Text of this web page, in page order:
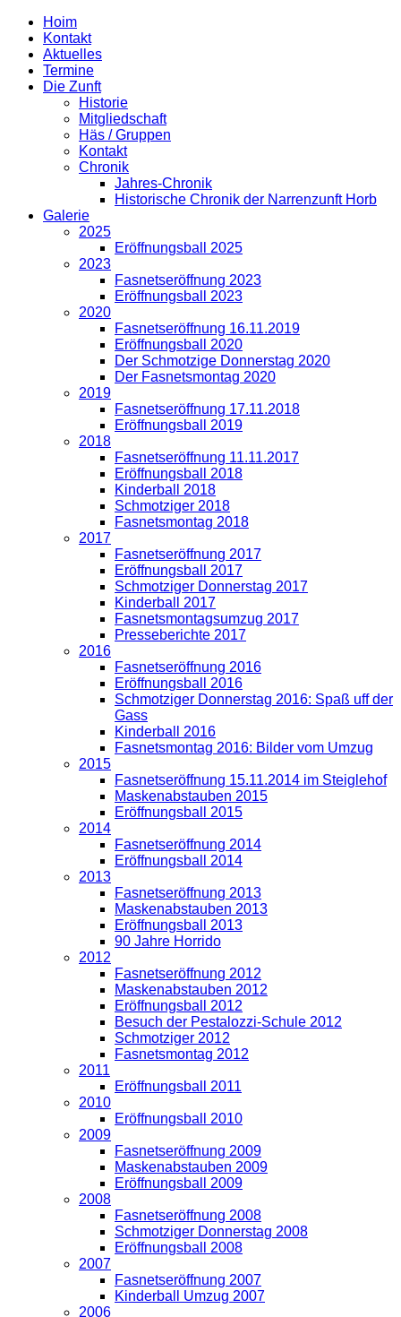
Hoim
Kontakt
Aktuelles
Termine
Die Zunft
Historie
Mitgliedschaft
Häs / Gruppen
Kontakt
Chronik
Jahres-Chronik
Historische Chronik der Narrenzunft Horb
Galerie
2025
Eröffnungsball 2025
2023
Fasnetseröffnung 2023
Eröffnungsball 2023
2020
Fasnetseröffnung 16.11.2019
Eröffnungsball 2020
Der Schmotzige Donnerstag 2020
Der Fasnetsmontag 2020
2019
Fasnetseröffnung 17.11.2018
Eröffnungsball 2019
2018
Fasnetseröffnung 11.11.2017
Eröffnungsball 2018
Kinderball 2018
Schmotziger 2018
Fasnetsmontag 2018
2017
Fasnetseröffnung 2017
Eröffnungsball 2017
Schmotziger Donnerstag 2017
Kinderball 2017
Fasnetsmontagsumzug 2017
Presseberichte 2017
2016
Fasnetseröffnung 2016
Eröffnungsball 2016
Schmotziger Donnerstag 2016: Spaß uff der
Gass
Kinderball 2016
Fasnetsmontag 2016: Bilder vom Umzug
2015
Fasnetseröffnung 15.11.2014 im Steiglehof
Maskenabstauben 2015
Eröffnungsball 2015
2014
Fasnetseröffnung 2014
Eröffnungsball 2014
2013
Fasnetseröffnung 2013
Maskenabstauben 2013
Eröffnungsball 2013
90 Jahre Horrido
2012
Fasnetseröffnung 2012
Maskenabstauben 2012
Eröffnungsball 2012
Besuch der Pestalozzi-Schule 2012
Schmotziger 2012
Fasnetsmontag 2012
2011
Eröffnungsball 2011
2010
Eröffnungsball 2010
2009
Fasnetseröffnung 2009
Maskenabstauben 2009
Eröffnungsball 2009
2008
Fasnetseröffnung 2008
Schmotziger Donnerstag 2008
Eröffnungsball 2008
2007
Fasnetseröffnung 2007
Kinderball Umzug 2007
2006